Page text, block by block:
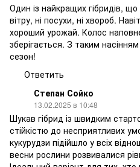
Один із найкращих гібридів,
вітру, ні посухи, ні хвороб.
хороший урожай. Колос
зберігається. З таким
сезон!
Ответить
Степан Сойко
13.02.2025 в 10:48
Шукав гібрид із швидким
стійкістю до несприятливих
кукурудзи підійшло у всіх
весни рослини розвивалися